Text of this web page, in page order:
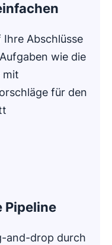
Abschlüsse
wie die
mit
für den
Pipeline
and-drop durch